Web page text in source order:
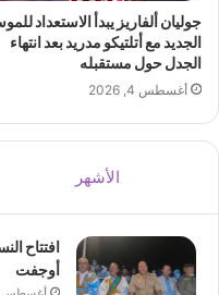
جوليان ألفاريز يبدأ الاستعداد
الجديد مع أتلتيكو مدريد بعد انتهاء
الجدل حول مستقبله
أغسطس 4, 2026
الأشهر
افتتاح
أوجفت